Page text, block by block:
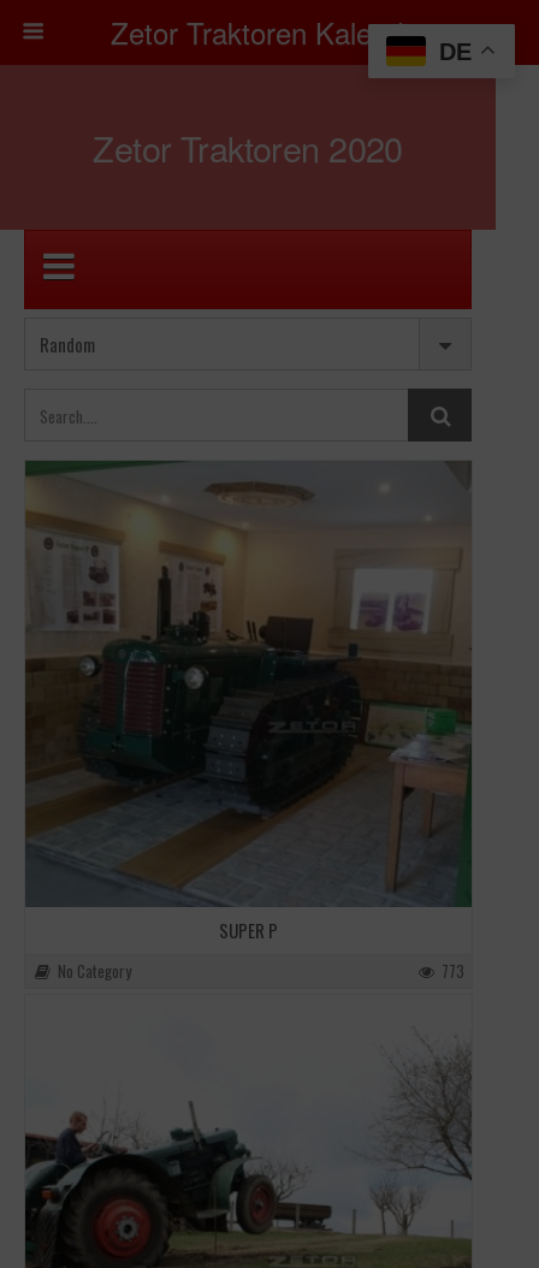
Zetor Traktoren Kalender
Zetor Traktoren 2020
SUPER P
No Category 773
DE